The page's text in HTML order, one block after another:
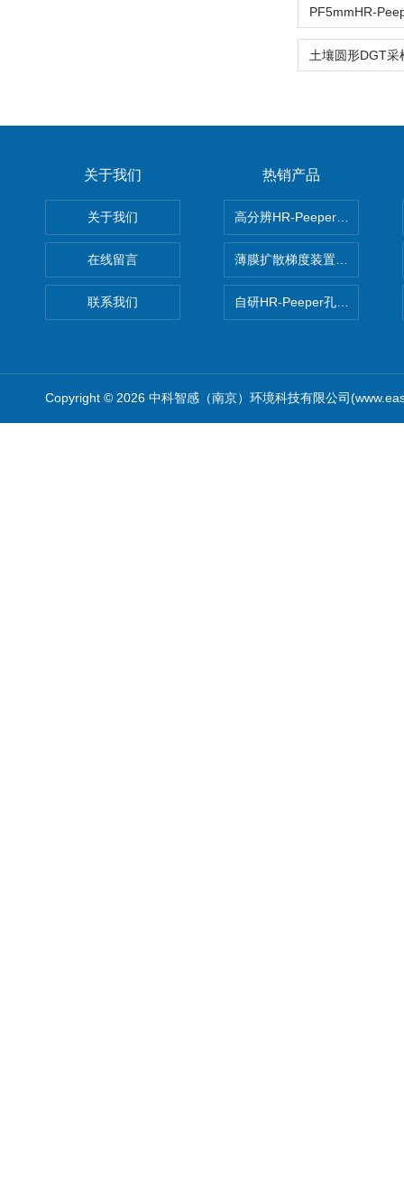
关于我们
关于我们
在线留言
联系我们
热销产品
高分辨HR-Peeper采样器孔隙
薄膜扩散梯度装置 Agl DGT
自研HR-Peeper孔隙水采样器
Copyright © 2026 中科智感（南京）环境科技有限公司